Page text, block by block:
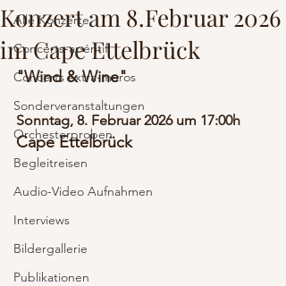
Alle Konzerte
Concerts-apéritif
Concerts extra-muros
Sonderveranstaltungen
Orchesterproben
Begleitreisen
Audio-Video Aufnahmen
Interviews
Bildergallerie
Publikationen
Konzert am 8.Februar 2026
im Cape Ettelbrück
"Wind & Wine"
Sonntag, 8. Februar 2026 um 17:00h
Cape Ettelbrück